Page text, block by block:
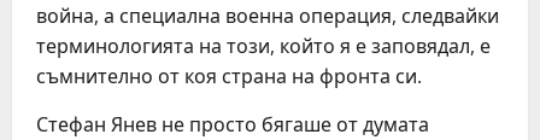
война, а специална военна операция, следвайки
терминологията на този, който я е заповядал, е
съмнително от коя страна на фронта си.
Стефан Янев не просто бягаше от думата